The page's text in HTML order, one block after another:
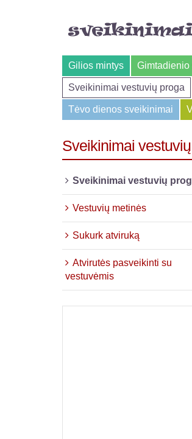
Gilios mintys
Sveikinimai vestuvių proga
Tėvo dienos sveikinimai
Sveikinimai
Sveikinimai vestuvių
Vestuvių metinės
Sukurk atviruką
Atvirutės pasveikinti su
vestuvėmis